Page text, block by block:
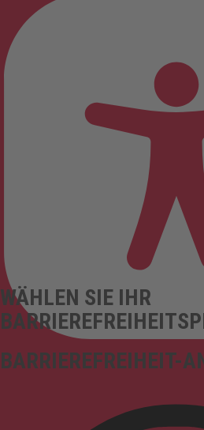
BARRIEREFREIHEIT-
WÄHLEN SIE IHR